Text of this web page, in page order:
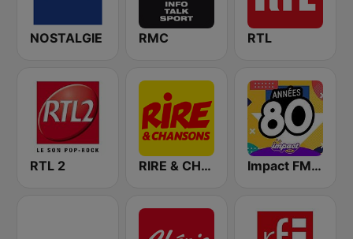
NOSTALGIE RMC RTL
RTL 2 RIRE & CHANSONS Impact FM - Années 80